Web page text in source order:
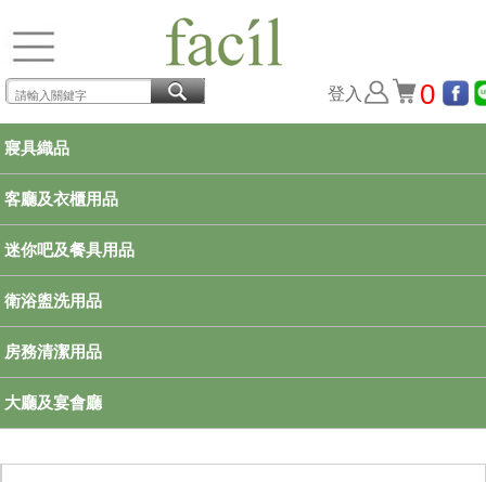
登入 0
寢具織品
客廳及衣櫃用品
迷你吧及餐具用品
衛浴盥洗用品
房務清潔用品
大廳及宴會廳